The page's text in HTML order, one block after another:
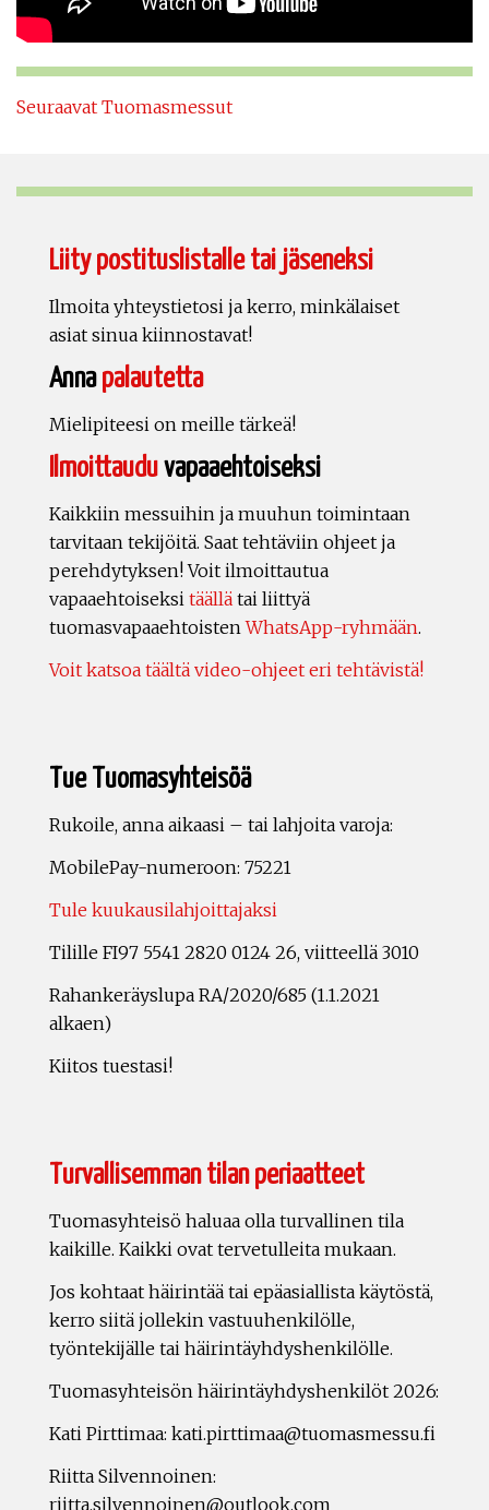
Seuraavat Tuomasmessut
Liity postituslistalle tai jäseneksi
Ilmoita yhteystietosi ja kerro, minkälaiset
asiat sinua kiinnostavat!
Annapalautetta
Mielipiteesi on meille tärkeä!
Ilmoittauduvapaaehtoiseksi
Kaikkiin messuihin ja muuhun toimintaan
tarvitaan tekijöitä. Saat tehtäviin ohjeet ja
perehdytyksen! Voit ilmoittautua
vapaaehtoiseksi täällä tai liittyä
tuomasvapaaehtoistenWhatsApp-ryhmään.
Voit katsoa täältä video-ohjeet eri tehtävistä!
Tue Tuomasyhteisöä
Rukoile, anna aikaasi – tai lahjoita varoja:
MobilePay-numeroon: 75221
Tule kuukausilahjoittajaksi
Tilille FI97 5541 2820 0124 26, viitteellä 3010
Rahankeräyslupa RA/2020/685 (1.1.2021
alkaen)
Kiitos tuestasi!
Turvallisemman tilan periaatteet
Tuomasyhteisö haluaa olla turvallinen tila
kaikille. Kaikki ovat tervetulleita mukaan.
Jos kohtaat häirintää tai epäasiallista käytöstä,
kerro siitä jollekin vastuuhenkilölle,
työntekijälle tai häirintäyhdyshenkilölle.
Tuomasyhteisön häirintäyhdyshenkilöt 2026:
Kati Pirttimaa: kati.pirttimaa@tuomasmessu.fi
Riitta Silvennoinen:
riitta.silvennoinen@outlook.com